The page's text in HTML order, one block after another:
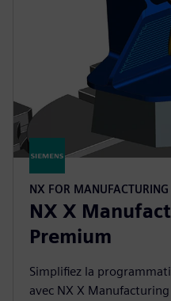
NX FOR MANUFACTURING
NX X
Premium
Simplifiez la
avec NX X